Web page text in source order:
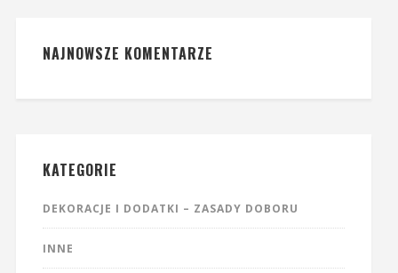
NAJNOWSZE KOMENTARZE
KATEGORIE
DEKORACJE I DODATKI – ZASADY DOBORU
INNE